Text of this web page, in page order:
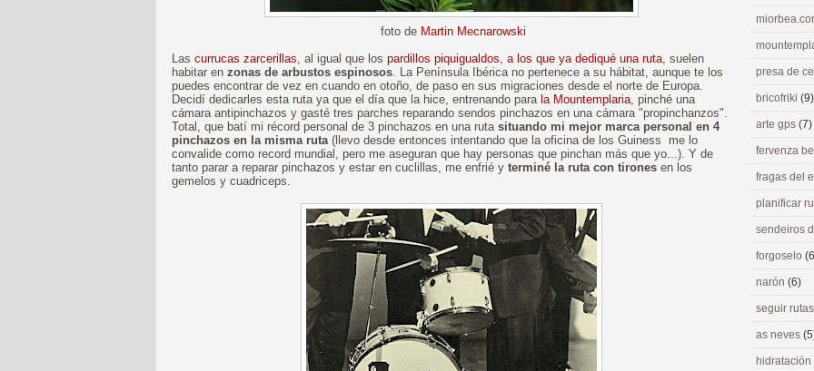
foto de Martin Mecnarowski
Las currucas zarcerillas, al igual que los pardillos piquigualdos, a los que ya dediqué una ruta, suelen
habitar en zonas de arbustos espinosos. La Península Ibérica no pertenece a su hábitat, aunque te los
puedes encontrar de vez en cuando en otoño, de paso en sus migraciones desde el norte de Europa.
Decidí dedicarles esta ruta ya que el día que la hice, entrenando para la Mountemplaria, pinché una
cámara antipinchazos y gasté tres parches reparando sendos pinchazos en una cámara "propinchanzos".
Total, que batí mi récord personal de 3 pinchazos en una ruta situando mi mejor marca personal en 4
pinchazos en la misma ruta(llevo desde entonces intentando que la oficina de los Guiness me lo
convalide como record mundial, pero me aseguran que hay personas que pinchan más que yo...). Y de
tanto parar a reparar pinchazos y estar en cuclillas, me enfrié y terminé la ruta con tirones en los
gemelos y cuadriceps.
presa de
bricofriki (9)
arte gps (7)
fervenza
fragas del
planificar
sendeiros
forgoselo
narón (6)
seguir
as neves
hidratación